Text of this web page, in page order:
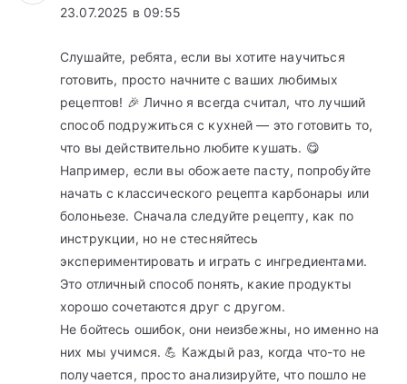
23.07.2025 в 09:55
Слушайте, ребята, если вы хотите научиться
готовить, просто начните с ваших любимых
рецептов! 🎉 Лично я всегда считал, что лучший
способ подружиться с кухней — это готовить то,
что вы действительно любите кушать. 😋
Например, если вы обожаете пасту, попробуйте
начать с классического рецепта карбонары или
болоньезе. Сначала следуйте рецепту, как по
инструкции, но не стесняйтесь
экспериментировать и играть с ингредиентами.
Это отличный способ понять, какие продукты
хорошо сочетаются друг с другом.
Не бойтесь ошибок, они неизбежны, но именно на
них мы учимся. 💪 Каждый раз, когда что-то не
получается, просто анализируйте, что пошло не